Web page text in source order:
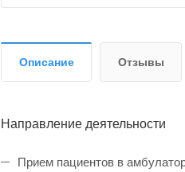
Описание Отзывы
Направление деятельности
Прием пациентов в